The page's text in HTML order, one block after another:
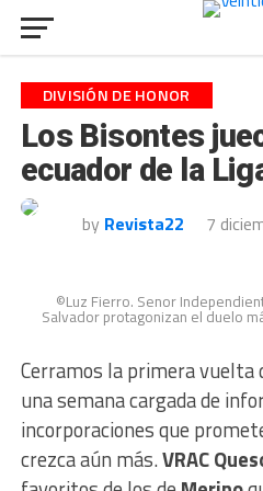
DIVISIÓN DE HONOR
Los Bisontes
ecuador de la
by Revista22 7
©Luz Fierro. Senor
Salvador protagonizan el duelo
Cerramos la primera vuelta
una semana cargada de
incorporaciones que
crezca aún más.VRAC